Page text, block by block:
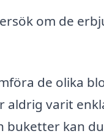
om de
de olika
aldrig varit
kan